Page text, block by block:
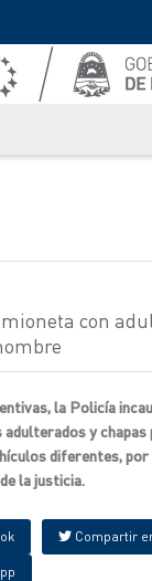
con
la Policía
y
diferentes, por
la justicia.
Compartir